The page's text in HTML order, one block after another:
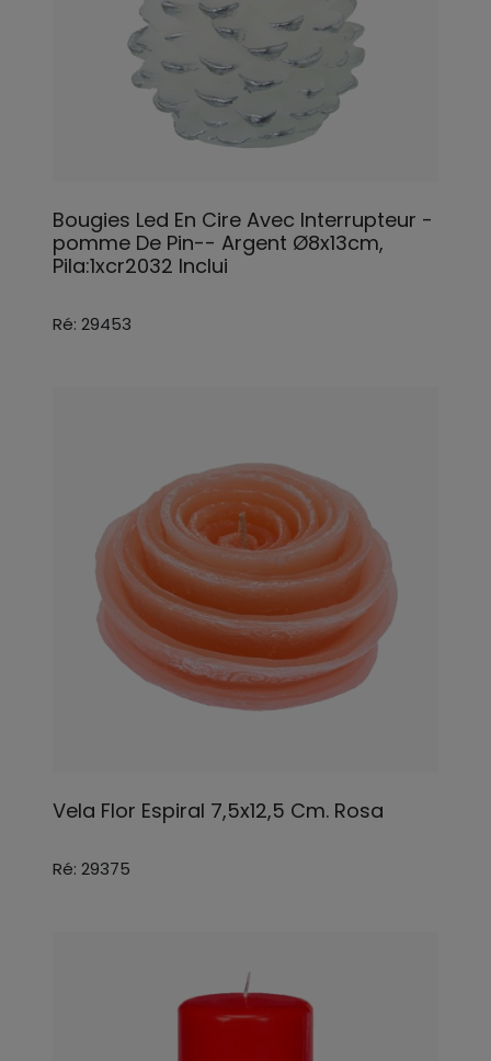
Bougies Led En Cire Avec Interrupteur -
pomme De Pin-- Argent Ø8x13cm,
Pila:1xcr2032 Inclui
Ré: 29453
Vela Flor Espiral 7,5x12,5 Cm. Rosa
Ré: 29375